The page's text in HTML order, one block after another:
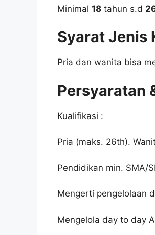
Minimal 18 tahun s.d
Syarat Jenis
Pria dan wanita bisa
Persyaratan
Kualifikasi :
Pria (maks. 26th).
Pendidikan min. SMA/
Mengerti pengelolaan
Mengelola day to day